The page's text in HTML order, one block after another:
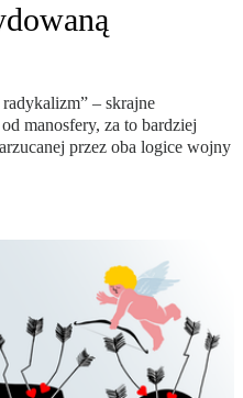
– skrajne
manosfery, za to bardziej
przez oba logice wojny